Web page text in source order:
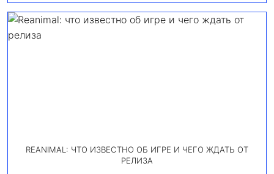
REANIMAL: ЧТО ИЗВЕСТНО ОБ ИГРЕ И ЧЕГО ЖДАТЬ ОТ
РЕЛИЗА